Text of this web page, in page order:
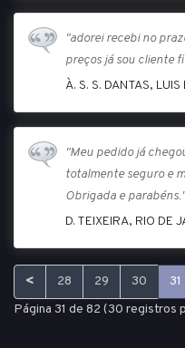
"adorei recebi no
preços já sou cliente
À. S. S. DANTAS,
"Meu pedido já
totalmente seguro e
Obrigada e parabéns."
D. TEIXEIRA, RIO DE
< 28 29 30 31
Página 31 de 82 (30 registros